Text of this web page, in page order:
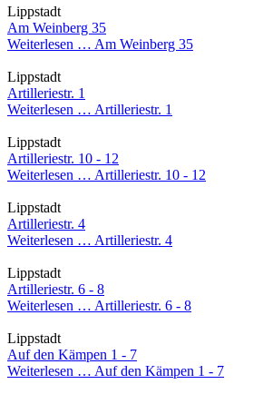
Lippstadt
Am Weinberg 35
Weiterlesen … Am Weinberg 35
Lippstadt
Artilleriestr. 1
Weiterlesen … Artilleriestr. 1
Lippstadt
Artilleriestr. 10 - 12
Weiterlesen … Artilleriestr. 10 - 12
Lippstadt
Artilleriestr. 4
Weiterlesen … Artilleriestr. 4
Lippstadt
Artilleriestr. 6 - 8
Weiterlesen … Artilleriestr. 6 - 8
Lippstadt
Auf den Kämpen 1 - 7
Weiterlesen … Auf den Kämpen 1 - 7